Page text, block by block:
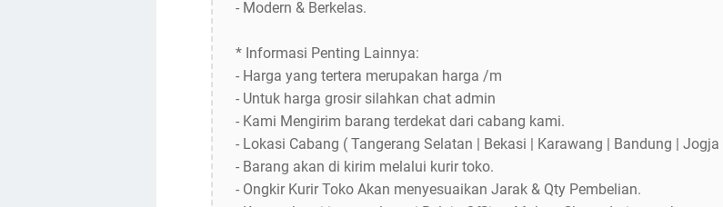
- Modern & Berkelas.
* Informasi Penting Lainnya:
- Harga yang tertera merupakan harga /m
- Untuk harga grosir silahkan chat admin
- Kami Mengirim barang terdekat dari cabang kami.
- Lokasi Cabang ( Tangerang Selatan | Bekasi | Karawang | Bandung |
- Barang akan di kirim melalui kurir toko.
- Ongkir Kurir Toko Akan menyesuaikan Jarak & Qty Pembelian.